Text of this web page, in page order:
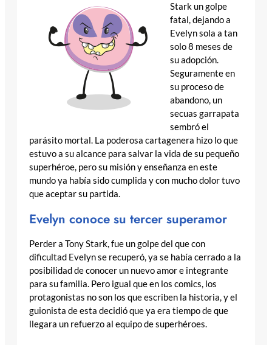
Stark un golpe
fatal, dejando a
Evelyn sola a tan
solo 8 meses de
su adopción.
Seguramente en
su proceso de
abandono, un
secuas garrapata
sembró el
parásito mortal. La poderosa cartagenera hizo lo que
estuvo a su alcance para salvar la vida de su pequeño
superhéroe, pero su misión y enseñanza en este
mundo ya había sido cumplida y con mucho dolor tuvo
que aceptar su partida.
Evelyn conoce su tercer superamor
Perder a Tony Stark, fue un golpe del que con
dificultad Evelyn se recuperó, ya se había cerrado a la
posibilidad de conocer un nuevo amor e integrante
para su familia. Pero igual que en los comics, los
protagonistas no son los que escriben la historia, y el
guionista de esta decidió que ya era tiempo de que
llegara un refuerzo al equipo de superhéroes.